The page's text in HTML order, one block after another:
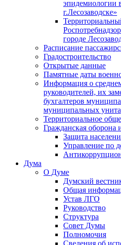
эпидемиологии
г.Лесозаводске»
городе
Расписание
Градостроительство
Открытые данные
Памятные даты
Информация о
руководителей, их
бухгалтеров
муниципальных
Территориальное
Гражданская оборона
Защита
Управление по
Дума
О Думе
Думский
Общая
Устав ЛГО
Руководство
Структура
Совет Думы
Полномочия